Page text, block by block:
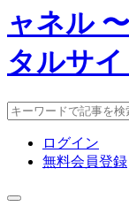
ログイン
無料会員登録